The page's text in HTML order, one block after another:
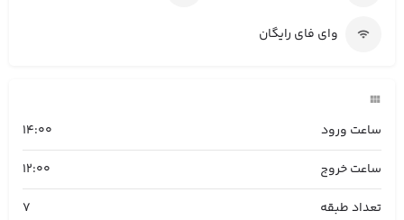
وای فای رایگان
ساعت ورود
14:00
ساعت خروج
12:00
تعداد طبقه
7